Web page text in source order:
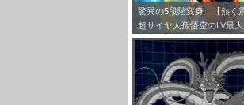
驚異の5段階変身！【熱く
超サイヤ人孫悟空のLV最
ス！